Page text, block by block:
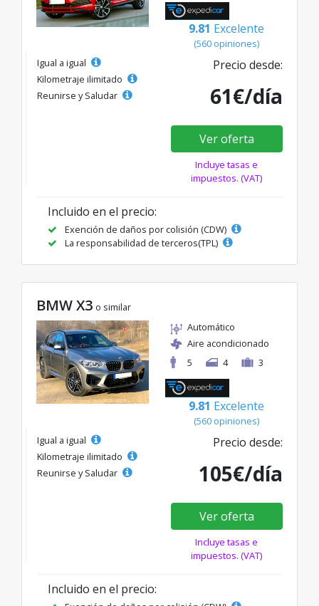
9.81 Excelente
(560 opiniones)
Igual a igual
Kilometraje ilimitado
Reunirse y Saludar
Precio desde:
61€/día
Ver oferta
Incluye tasas e
impuestos. (VAT)
Incluido en el precio:
Exención de daños por colisión (CDW)
La responsabilidad de terceros(TPL)
BMW X3 o similar
Automático
Aire acondicionado
5
4 3
9.81 Excelente
(560 opiniones)
Igual a igual
Kilometraje ilimitado
Reunirse y Saludar
Precio desde:
105€/día
Ver oferta
Incluye tasas e
impuestos. (VAT)
Incluido en el precio: